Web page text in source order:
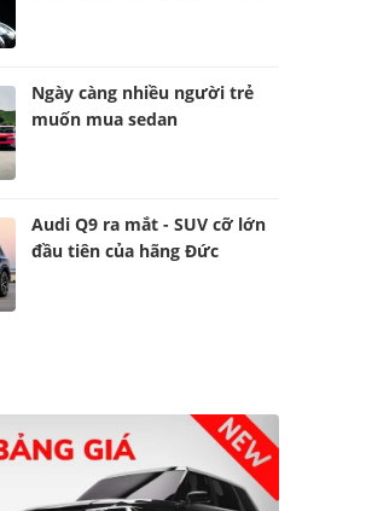
Ngày càng nhiều người trẻ
muốn mua sedan
Audi Q9 ra mắt - SUV cỡ lớn
đầu tiên của hãng Đức